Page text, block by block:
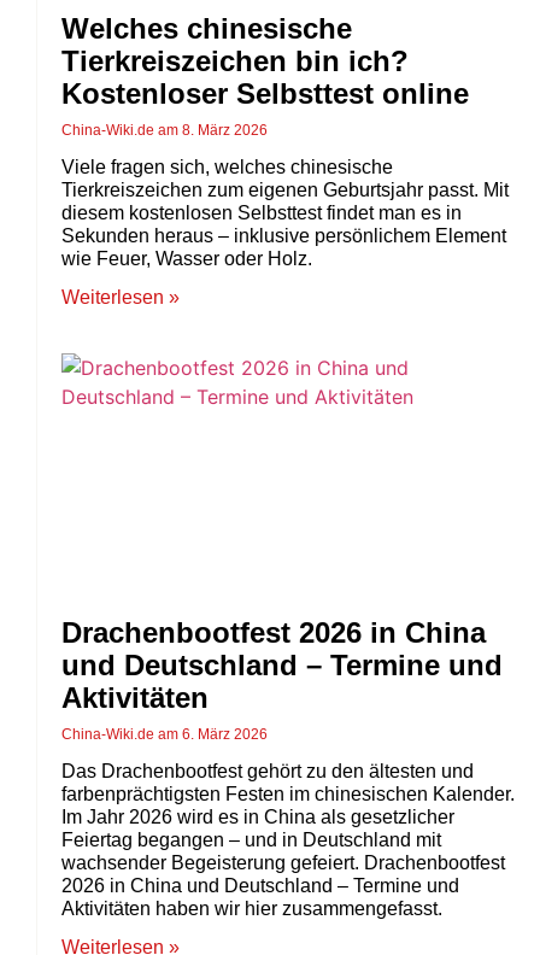
Welches chinesische
Tierkreiszeichen bin ich?
Kostenloser Selbsttest online
China-Wiki.de 8. März 2026
Viele fragen sich, welches chinesische
Tierkreiszeichen zum eigenen Geburtsjahr passt. Mit
diesem kostenlosen Selbsttest findet man es in
Sekunden heraus – inklusive persönlichem Element
wie Feuer, Wasser oder Holz.
Weiterlesen »
Drachenbootfest 2026 in China
und Deutschland – Termine und
Aktivitäten
China-Wiki.de 6. März 2026
Das Drachenbootfest gehört zu den ältesten und
farbenprächtigsten Festen im chinesischen Kalender.
Im Jahr 2026 wird es in China als gesetzlicher
Feiertag begangen – und in Deutschland mit
wachsender Begeisterung gefeiert. Drachenbootfest
2026 in China und Deutschland – Termine und
Aktivitäten haben wir hier zusammengefasst.
Weiterlesen »